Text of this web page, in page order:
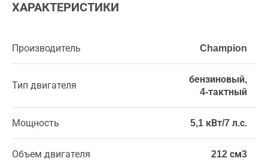
ХАРАКТЕРИСТИКИ
Производитель Champion
Тип двигателя
бензиновый,
4-тактный
Мощность 5,1 кВт/7 л.с.
Объем двигателя 212 см3